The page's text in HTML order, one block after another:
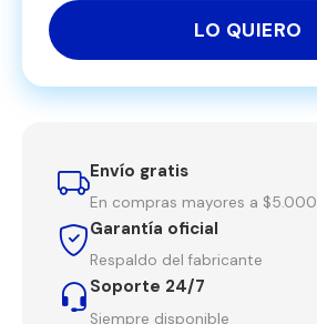
LO QUIERO
Envío gratis
En compras mayores a $5.000
Garantía oficial
Respaldo del fabricante
Soporte 24/7
Siempre disponible